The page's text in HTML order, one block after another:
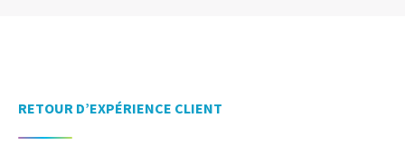
RETOUR D’EXPÉRIENCE CLIENT